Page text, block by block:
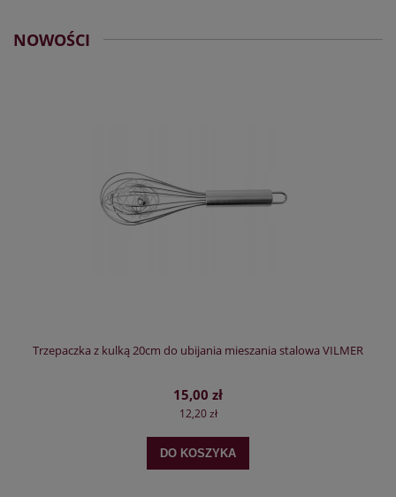
NOWOŚCI
Trzepaczka z kulką 20cm do ubijania mieszania stalowa VILMER
15,00 zł
12,20 zł
DO KOSZYKA